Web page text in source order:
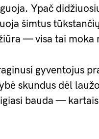
Ypač
šimtus
— visa tai moka
gyventojus
skundus dėl
bauda —